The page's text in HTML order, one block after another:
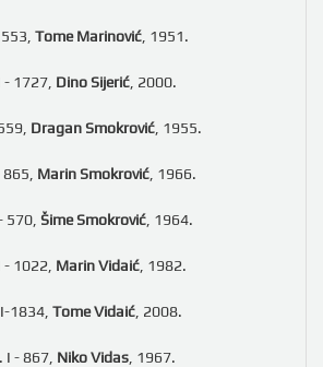
Tome Marinović , 1951.
- 1727, Dino Sijerić , 2000.
Dragan Smokrović , 1955.
Marin Smokrović, 1966.
570, Šime Smokrović, 1964.
- 1022, Marin Vidaić, 1982.
1834, Tome Vidaić , 2008.
I - 867, Niko Vidas , 1967.